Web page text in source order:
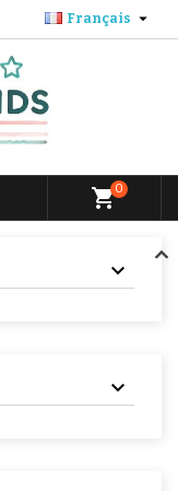
Français 
shopping_cart0